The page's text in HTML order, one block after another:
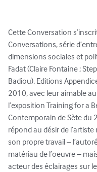
Cette Conversation
Conversations, série
dimensions sociales et
Fadat (Claire Fontaine ;
Badiou), Editions
2010, avec leur aimable
l’exposition Training for a
Contemporain de Sète
répond au désir de
son propre travail –
matériau de l’oeuvre –
acteur des éclairages sur